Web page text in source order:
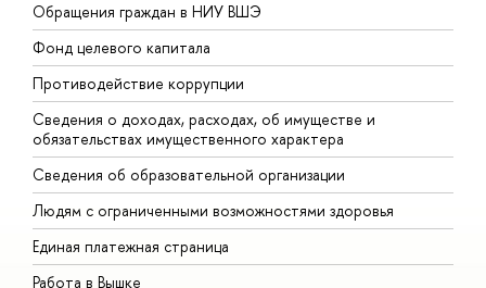
Обращения граждан в НИУ ВШЭ
Фонд целевого капитала
Противодействие коррупции
Сведения о доходах, расходах, об имуществе и
обязательствах имущественного характера
Сведения об образовательной организации
Людям с ограниченными возможностями здоровья
Единая платежная страница
Работа в Вышке